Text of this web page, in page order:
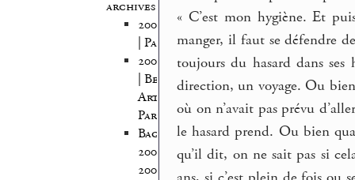
archives
2005/2006
| Pantin
2005/2007
| Beaux
Arts
Paris
Bagnolet
2008-
2009
« C’est mon hygiène. Et
manger, il faut se défendre
toujours du hasard dans
direction, un voyage. Ou
où on n’avait pas prévu
le hasard prend. Ou bien
qu’il dit, on ne sait pas si